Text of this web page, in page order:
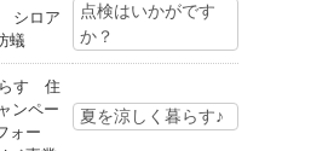
点検はいかがです
か？
夏を涼しく暮らす♪